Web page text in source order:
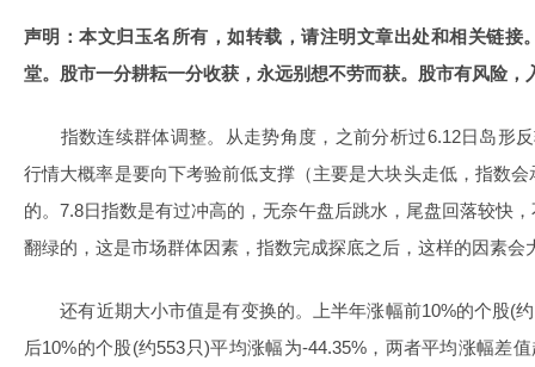
声明：本文归玉名所有，如转载，请注明文章出处和相关链接
堂。股市一分耕耘一分收获，永远别想不劳而获。股市有风险
指数连续群体调整。从走势角度，之前分析过6.12日岛形反
行情大概率是要向下考验前低支撑（主要是大块头走低，指数
的。7.8日指数是有过冲高的，无奈午盘后跳水，尾盘回落较快
翻绿的，这是市场群体因素，指数完成探底之后，这样的因素会
还有近期大小市值是有变换的。上半年涨幅前10%的个股(约
后10%的个股(约553只)平均涨幅为-44.35%，两者平均涨幅差